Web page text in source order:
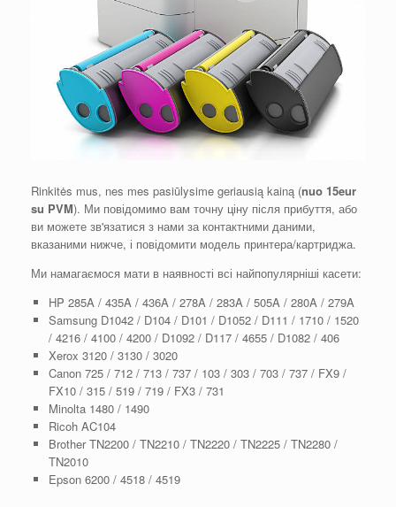
Rinkitės mus, nes mes pasiūlysime geriausią kainą (nuo 15eur
su PVM). Ми повідомимо вам точну ціну після прибуття, або
ви можете зв'язатися з нами за контактними даними,
вказаними нижче, і повідомити модель принтера/картриджа.
Ми намагаємося мати в наявності всі найпопулярніші касети:
HP 285A / 435A / 436A / 278A / 283A / 505A / 280A / 279A
Samsung D1042 / D104 / D101 / D1052 / D111 / 1710 / 1520
/ 4216 / 4100 / 4200 / D1092 / D117 / 4655 / D1082 / 406
Xerox 3120 / 3130 / 3020
Canon 725 / 712 / 713 / 737 / 103 / 303 / 703 / 737 / FX9 /
FX10 / 315 / 519 / 719 / FX3 / 731
Minolta 1480 / 1490
Ricoh AC104
Brother TN2200 / TN2210 / TN2220 / TN2225 / TN2280 /
TN2010
Epson 6200 / 4518 / 4519